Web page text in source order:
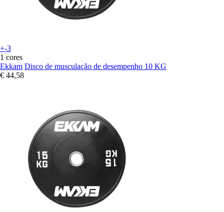
+-3
1 cores
Ekkam Disco de musculação de desempenho 10 KG
€ 44,58